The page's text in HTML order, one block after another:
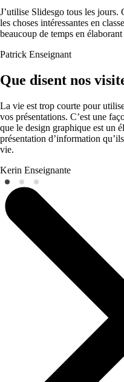
J’utilise Slidesgo tous les jours.
les choses intéressantes en
beaucoup de temps en
Patrick Enseignant
Que disent nos
La vie est trop courte pour
vos présentations. C’est une
que le design graphique est un
présentation d’information
vie.
Kerin Enseignante